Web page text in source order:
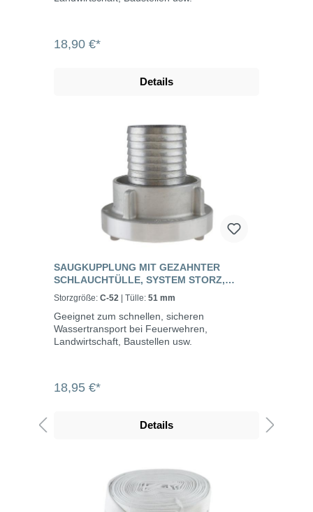
18,90 €*
Details
SAUGKUPPLUNG MIT GEZAHNTER
SCHLAUCHTÜLLE, SYSTEM STORZ,
ALUMINIUM GESCHMIEDET
Storzgröße: C-52 | Tülle: 51 mm
Geeignet zum schnellen, sicheren
Wassertransport bei Feuerwehren,
Landwirtschaft, Baustellen usw.
18,95 €*
Details